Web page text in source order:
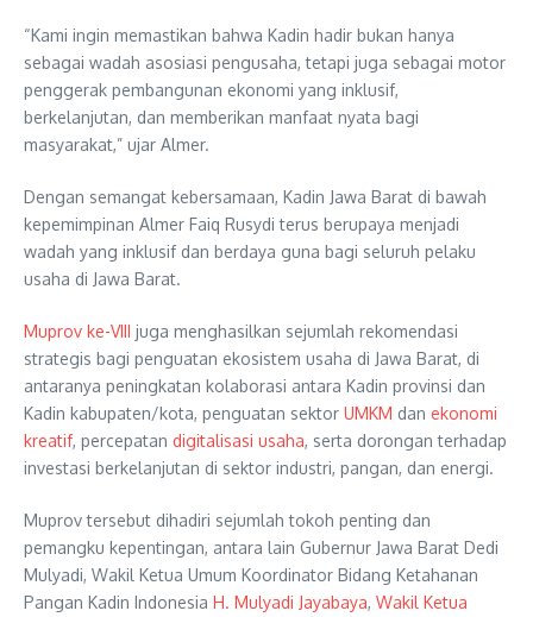
“Kami ingin memastikan bahwa Kadin hadir bukan hanya
sebagai wadah asosiasi pengusaha, tetapi juga sebagai motor
penggerak pembangunan ekonomi yang inklusif,
berkelanjutan, dan memberikan manfaat nyata bagi
masyarakat,” ujar Almer.
Dengan semangat kebersamaan, Kadin Jawa Barat di bawah
kepemimpinan Almer Faiq Rusydi terus berupaya menjadi
wadah yang inklusif dan berdaya guna bagi seluruh pelaku
usaha di Jawa Barat.
Muprov ke-VIII juga menghasilkan sejumlah rekomendasi
strategis bagi penguatan ekosistem usaha di Jawa Barat, di
antaranya peningkatan kolaborasi antara Kadin provinsi dan
Kadin kabupaten/kota, penguatan sektor UMKM dan ekonomi
kreatif, percepatan digitalisasi usaha, serta dorongan terhadap
investasi berkelanjutan di sektor industri, pangan, dan energi.
Muprov tersebut dihadiri sejumlah tokoh penting dan
pemangku kepentingan, antara lain Gubernur Jawa Barat Dedi
Mulyadi, Wakil Ketua Umum Koordinator Bidang Ketahanan
Pangan Kadin Indonesia H. Mulyadi Jayabaya, Wakil Ketua